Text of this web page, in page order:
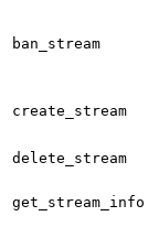
ban_stream
create_stream
delete_stream
get_stream_info